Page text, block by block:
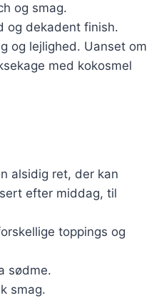
og smag.
og dekadent finish.
og lejlighed. Uanset om
med kokosmel
alsidig ret, der kan
efter middag, til
toppings og
sødme.
smag.